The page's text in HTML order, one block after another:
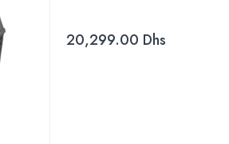
20,299.00 Dhs